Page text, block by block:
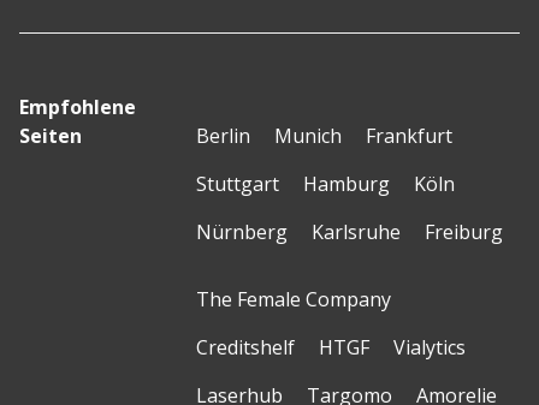
Empfohlene
Seiten
Berlin Munich
Frankfurt
Stuttgart
Hamburg
Köln
Nürnberg
Karlsruhe Freiburg
The Female Company
Creditshelf
HTGF
Vialytics
Laserhub
Targomo Amorelie